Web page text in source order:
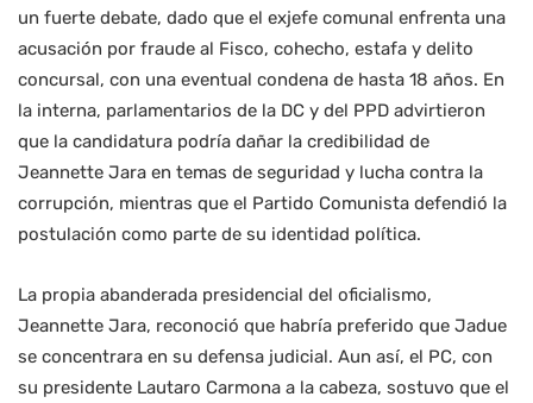
un fuerte debate, dado que el exjefe comunal enfrenta una
acusación por fraude al Fisco, cohecho, estafa y delito
concursal, con una eventual condena de hasta 18 años. En
la interna, parlamentarios de la DC y del PPD advirtieron
que la candidatura podría dañar la credibilidad de
Jeannette Jara en temas de seguridad y lucha contra la
corrupción, mientras que el Partido Comunista defendió la
postulación como parte de su identidad política.
La propia abanderada presidencial del oficialismo,
Jeannette Jara, reconoció que habría preferido que Jadue
se concentrara en su defensa judicial. Aun así, el PC, con
su presidente Lautaro Carmona a la cabeza, sostuvo que el